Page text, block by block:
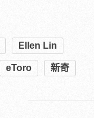
Ellen Lin
eToro 新奇